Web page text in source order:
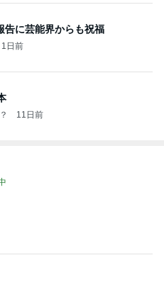
告に芸能界からも祝福
1日前
11日前